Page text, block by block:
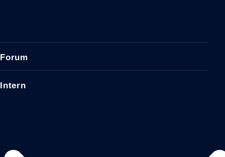
Forum
Intern